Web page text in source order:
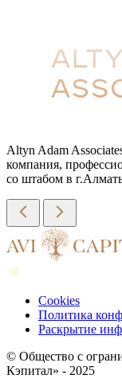
Altyn Adam
компания,
со штабом в
Cookies
Политика
Раскрытие
© Общество с
Кэпитал» - 2025